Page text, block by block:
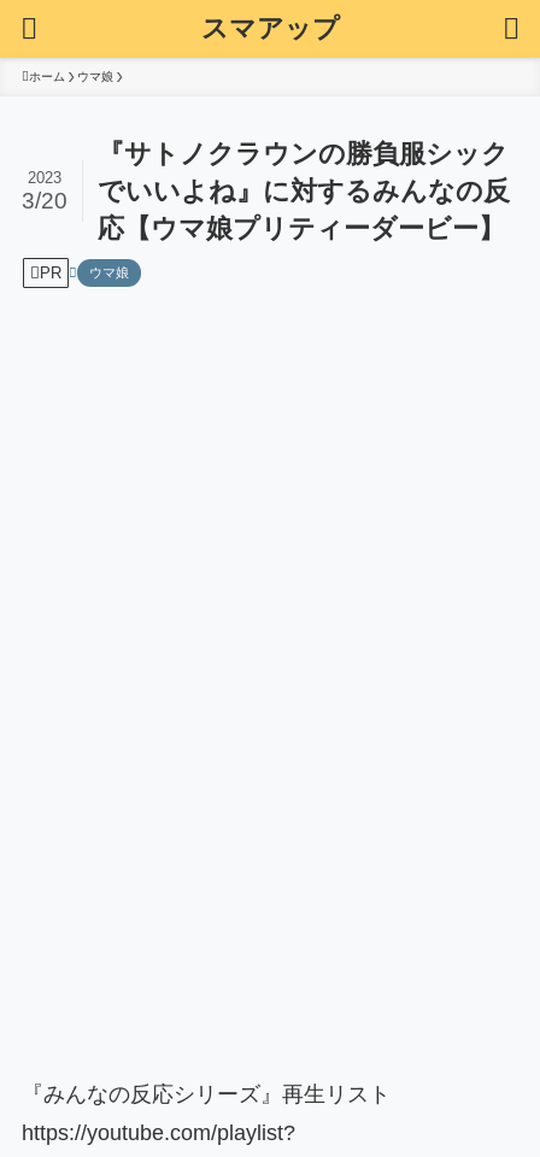
スマアップ
ホーム ウマ娘
『サトノクラウンの勝負服シック
でいいよね』に対するみんなの反
応【ウマ娘プリティーダービー】
2023
3/20
PR ウマ娘
『みんなの反応シリーズ』再生リスト
https://youtube.com/playlist?